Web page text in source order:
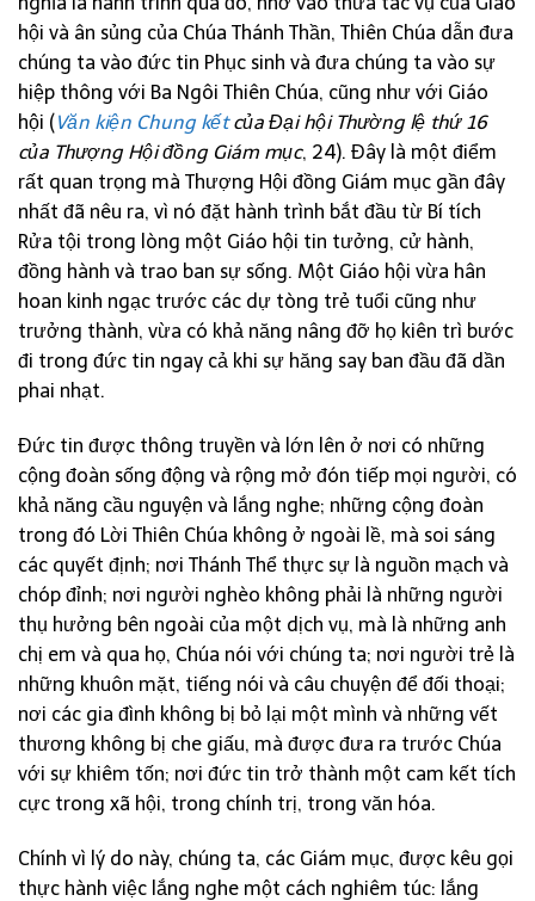
hội và ân sủng của Chúa Thánh Thần, Thiên Chúa dẫn đưa
chúng ta vào đức tin Phục sinh và đưa chúng ta vào sự
hiệp thông với Ba Ngôi Thiên Chúa, cũng như với Giáo
hội (Văn kiện Chung kếtcủa Đại hội Thường lệ thứ 16
của Thượng Hội đồng Giám mục, 24). Đây là một điểm
rất quan trọng mà Thượng Hội đồng Giám mục gần đây
nhất đã nêu ra, vì nó đặt hành trình bắt đầu từ Bí tích
Rửa tội trong lòng một Giáo hội tin tưởng, cử hành,
đồng hành và trao ban sự sống. Một Giáo hội vừa hân
hoan kinh ngạc trước các dự tòng trẻ tuổi cũng như
trưởng thành, vừa có khả năng nâng đỡ họ kiên trì bước
đi trong đức tin ngay cả khi sự hăng say ban đầu đã dần
phai nhạt.
Đức tin được thông truyền và lớn lên ở nơi có những
cộng đoàn sống động và rộng mở đón tiếp mọi người, có
khả năng cầu nguyện và lắng nghe; những cộng đoàn
trong đó Lời Thiên Chúa không ở ngoài lề, mà soi sáng
các quyết định; nơi Thánh Thể thực sự là nguồn mạch và
chóp đỉnh; nơi người nghèo không phải là những người
thụ hưởng bên ngoài của một dịch vụ, mà là những anh
chị em và qua họ, Chúa nói với chúng ta; nơi người trẻ là
những khuôn mặt, tiếng nói và câu chuyện để đối thoại;
nơi các gia đình không bị bỏ lại một mình và những vết
thương không bị che giấu, mà được đưa ra trước Chúa
với sự khiêm tốn; nơi đức tin trở thành một cam kết tích
cực trong xã hội, trong chính trị, trong văn hóa.
Chính vì lý do này, chúng ta, các Giám mục, được kêu gọi
thực hành việc lắng nghe một cách nghiêm túc: lắng